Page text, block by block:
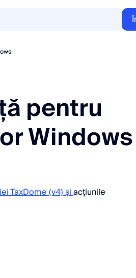
pentru
Windows
TaxDome (v4) șiacțiunile